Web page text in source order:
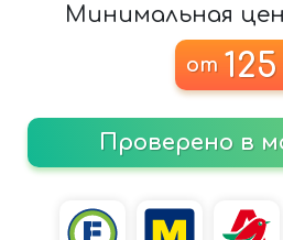
Минимальная
от 125
Проверено в